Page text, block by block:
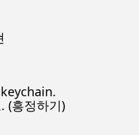
(흥정하기)